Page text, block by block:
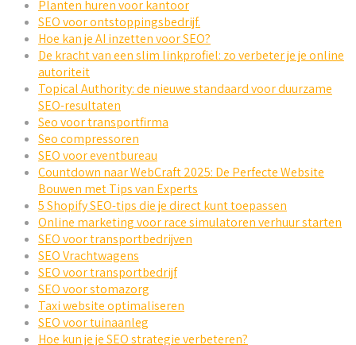
Planten huren voor kantoor
SEO voor ontstoppingsbedrijf.
Hoe kan je AI inzetten voor SEO?
De kracht van een slim linkprofiel: zo verbeter je je online
autoriteit
Topical Authority: de nieuwe standaard voor duurzame
SEO-resultaten
Seo voor transportfirma
Seo compressoren
SEO voor eventbureau
Countdown naar WebCraft 2025: De Perfecte Website
Bouwen met Tips van Experts
5 Shopify SEO-tips die je direct kunt toepassen
Online marketing voor race simulatoren verhuur starten
SEO voor transportbedrijven
SEO Vrachtwagens
SEO voor transportbedrijf
SEO voor stomazorg
Taxi website optimaliseren
SEO voor tuinaanleg
Hoe kun je je SEO strategie verbeteren?